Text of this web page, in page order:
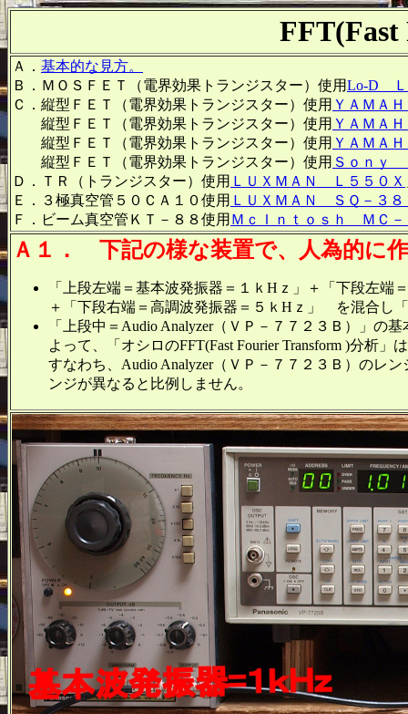
Ａ． 基本的な見方。
Ｂ．ＭＯＳＦＥＴ（電界効果トランジスター）使用Lo-D
Ｃ．縦型ＦＥＴ（電界効果トランジスター）使用 ＹＡＭＡ
縦型ＦＥＴ（電界効果トランジスター）使用 ＹＡＭＡ
縦型ＦＥＴ（電界効果トランジスター）使用 ＹＡＭＡ
縦型ＦＥＴ（電界効果トランジスター）使用 Ｓｏｎｙ
Ｄ．ＴＲ（トランジスター）使用 ＬＵＸＭＡＮ Ｌ５５０Ｘ
Ｅ．３極真空管５０ＣＡ１０使用 ＬＵＸＭＡＮ ＳＱ－３８
Ｆ．ビーム真空管ＫＴ－８８使用 ＭｃＩｎｔｏｓｈ ＭＣ－
Ａ１． 下記の様な装置で、人為的に
「上段左端＝基本波発振器＝１ｋHｚ」＋「下段左
＋「下段右端＝高調波発振器＝５ｋHｚ」 を混合し
「上段中＝Audio Analyzer（ＶＰ－７７２３Ｂ）」の
よって、「オシロのFFT(Fast Fourier Transform )分析
すなわち、Audio Analyzer（ＶＰ－７７２３Ｂ）のレ
ンジが異なると比例しません。